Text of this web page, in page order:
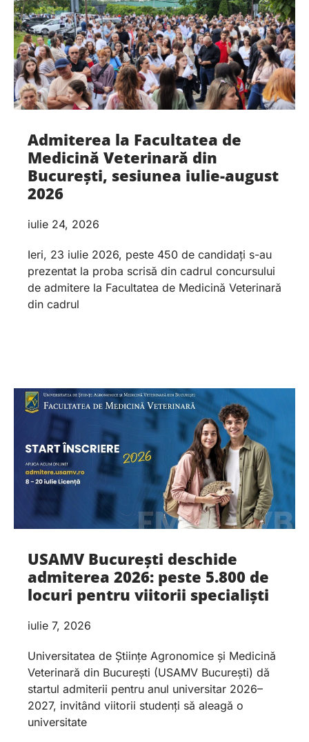
Admiterea la Facultatea de
Medicină Veterinară din
București, sesiunea iulie-august
2026
iulie 24, 2026
Ieri, 23 iulie 2026, peste 450 de candidați s-au
prezentat la proba scrisă din cadrul concursului
de admitere la Facultatea de Medicină Veterinară
din cadrul
USAMV București deschide
admiterea 2026: peste 5.800 de
locuri pentru viitorii specialiști
iulie 7, 2026
Universitatea de Științe Agronomice și Medicină
Veterinară din București (USAMV București) dă
startul admiterii pentru anul universitar 2026–
2027, invitând viitorii studenți să aleagă o
universitate